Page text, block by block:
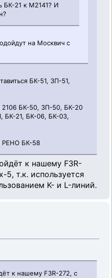
БК-21 к М2141? И
на Москвич с
БК-51, ЗП-51,
БК-50, ЗП-50, БК-20
БК-21, БК-06, БК-03,
РЕНО БК-58
к нашему F3R-
5, т.к. используется
K- и L-линий.
к нашему F3R-272, с